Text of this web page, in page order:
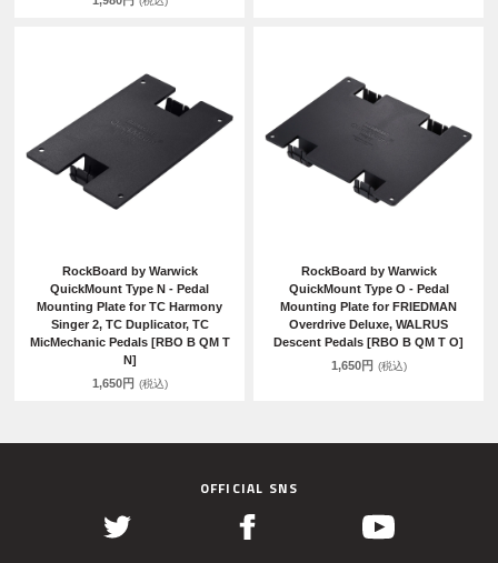
RockBoard by Warwick
QuickMount Type N - Pedal
Mounting Plate for TC Harmony
Singer 2, TC Duplicator, TC
MicMechanic Pedals [RBO B QM T
N]
1,650円 (税込)
RockBoard by Warwick
QuickMount Type O - Pedal
Mounting Plate for FRIEDMAN
Overdrive Deluxe, WALRUS
Descent Pedals [RBO B QM T O]
1,650円 (税込)
OFFICIAL SNS